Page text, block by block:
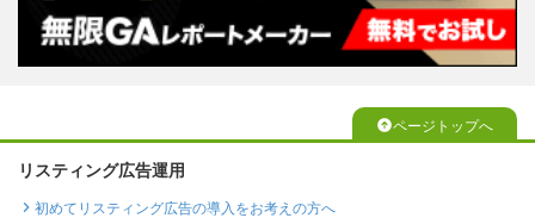
ページトップへ
リスティング広告運用
初めてリスティング広告の導入をお考えの方へ